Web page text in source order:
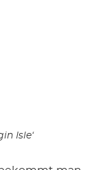
Isle‘